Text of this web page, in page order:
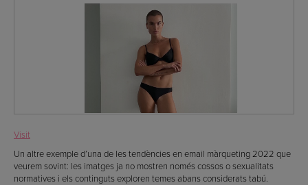
Visit
Un altre exemple d’una de les tendències en email màrqueting 2022 que
veurem sovint: les imatges ja no mostren només cossos o sexualitats
normatives i els continguts exploren temes abans considerats tabú.